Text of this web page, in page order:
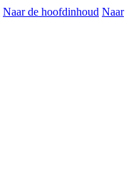
Naar de hoofdinhoud Naar